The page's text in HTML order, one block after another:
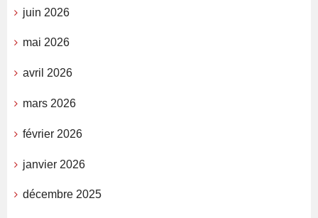
juin 2026
mai 2026
avril 2026
mars 2026
février 2026
janvier 2026
décembre 2025